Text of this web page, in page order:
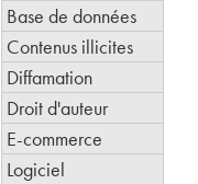
Base de données
Contenus illicites
Diffamation
Droit d'auteur
E-commerce
Logiciel